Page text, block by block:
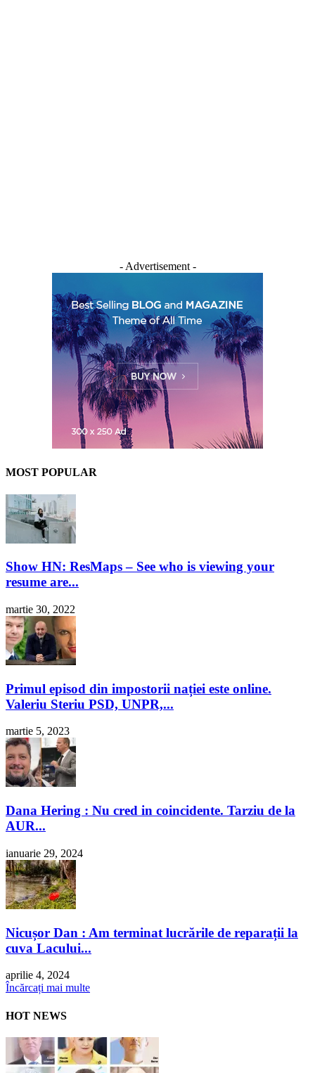
- Advertisement -
MOST POPULAR
Show HN: ResMaps – See who is viewing your
resume are...
martie 30, 2022
Primul episod din impostorii nației este online.
Valeriu Steriu PSD, UNPR,...
martie 5, 2023
Dana Hering : Nu cred in coincidente. Tarziu de la
AUR...
ianuarie 29, 2024
Nicușor Dan : Am terminat lucrările de reparații la
cuva Lacului...
aprilie 4, 2024
Încărcați mai multe
HOT NEWS